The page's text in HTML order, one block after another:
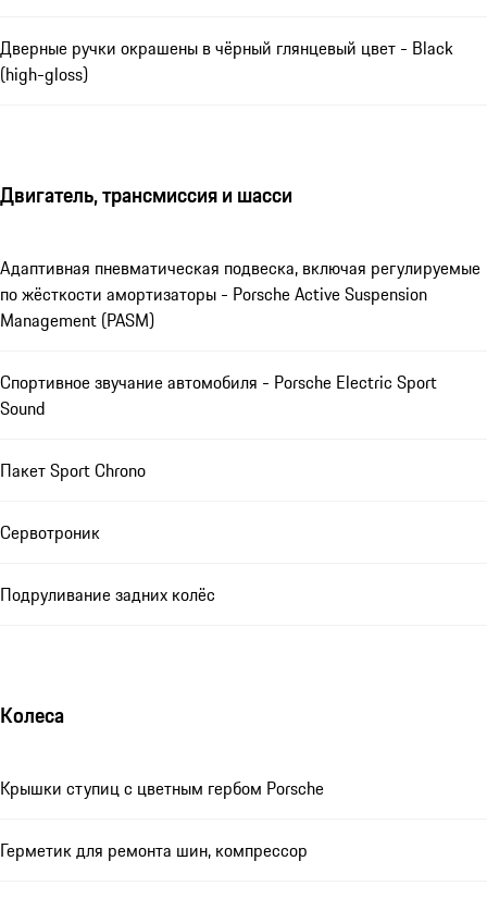
Дверные ручки окрашены в чёрный глянцевый цвет - Black
(high-gloss)
Двигатель, трансмиссия и шасси
Адаптивная пневматическая подвеска, включая регулируемые
по жёсткости амортизаторы - Porsche Active Suspension
Management (PASM)
Спортивное звучание автомобиля - Porsche Electric Sport
Sound
Пакет Sport Chrono
Сервотроник
Подруливание задних колёс
Колеса
Крышки ступиц с цветным гербом Porsche
Герметик для ремонта шин, компрессор